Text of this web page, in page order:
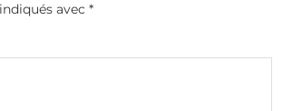
avec *